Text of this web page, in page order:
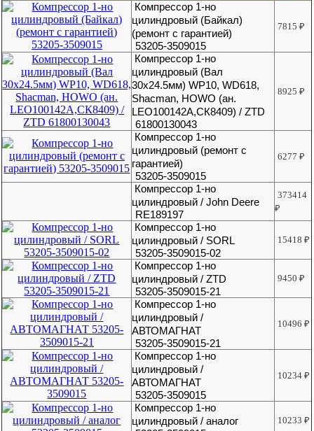
Компрессор 1-но
цилиндровый (Байкал)
(ремонт с гарантией)
53205-3509015
7815₽
Компрессор 1-но
цилиндровый (Вал
30х24.5мм) WP10, WD618,
Shacman, HOWO (ан.
LEO100142A,СК8409) / ZTD
61800130043
8925₽
Компрессор 1-но
цилиндровый (ремонт с
гарантией)
53205-3509015
6277₽
Компрессор 1-но
цилиндровый / John Deere
RE189197
373414
₽
Компрессор 1-но
цилиндровый / SORL
53205-3509015-02
15418₽
Компрессор 1-но
цилиндровый / ZTD
53205-3509015-21
9450₽
Компрессор 1-но
цилиндровый /
АВТОМАГНАТ
53205-3509015-21
10496₽
Компрессор 1-но
цилиндровый /
АВТОМАГНАТ
53205-3509015
10234₽
Компрессор 1-но
цилиндровый / аналог
10233₽